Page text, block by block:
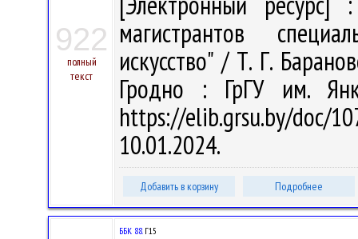
922
полный
текст
магистрантов
искусство" / Т. Г.
Гродно : ГрГУ им.
https://elib.grsu.by/doc/
10.01.2024.
Добавить в корзину Подробнее
ББК 88.Г15